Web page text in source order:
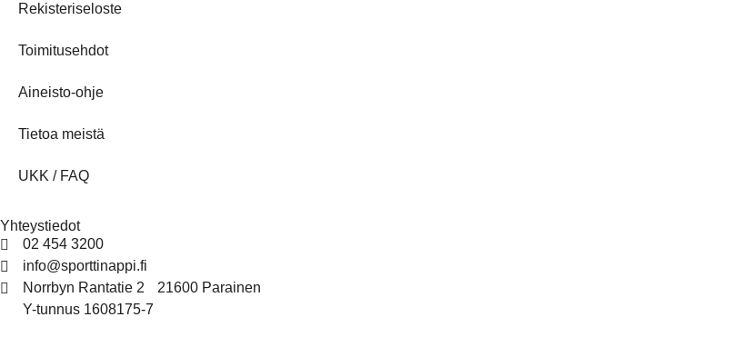
Rekisteriseloste
Toimitusehdot
Aineisto-ohje
Tietoa meistä
UKK / FAQ
Yhteystiedot
02 454 3200
info@sporttinappi.fi
Norrbyn Rantatie 2 21600 Parainen
Y-tunnus 1608175-7